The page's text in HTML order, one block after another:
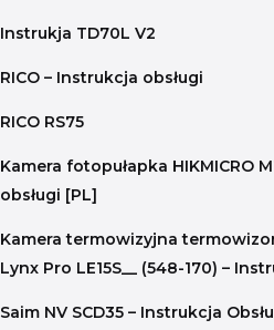
Instrukja TD70L V2
RICO – Instrukcja obsługi
RICO RS75
Kamera fotopułapka HIKMICRO
obsługi [PL]
Kamera termowizyjna termowizor
Lynx Pro LE15S__ (548-170) –
Saim NV SCD35 – Instrukcja